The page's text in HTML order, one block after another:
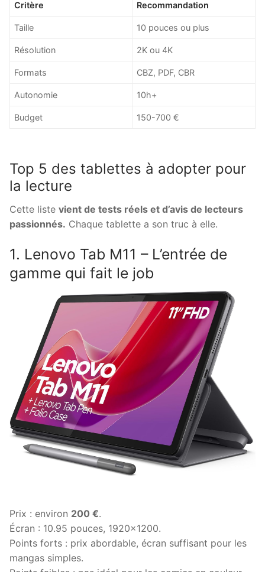
Critère Recommandation
Taille 10 pouces ou plus
Résolution 2K ou 4K
Formats CBZ, PDF, CBR
Autonomie 10h+
Budget 150-700 €
Top 5 des tablettes à adopter pour
la lecture
Cette liste vient de tests réels et d’avis de lecteurs
passionnés. Chaque tablette a son truc à elle.
1. Lenovo Tab M11 – L’entrée de
gamme qui fait le job
Prix : environ 200 €.
Écran : 10.95 pouces, 1920×1200.
Points forts : prix abordable, écran suffisant pour les
mangas simples.